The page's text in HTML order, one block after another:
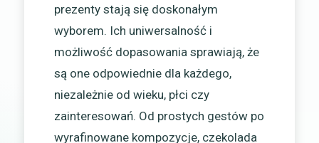
prezenty stają się doskonałym
wyborem. Ich uniwersalność i
możliwość dopasowania sprawiają, że
są one odpowiednie dla każdego,
niezależnie od wieku, płci czy
zainteresowań. Od prostych gestów po
wyrafinowane kompozycje, czekolada